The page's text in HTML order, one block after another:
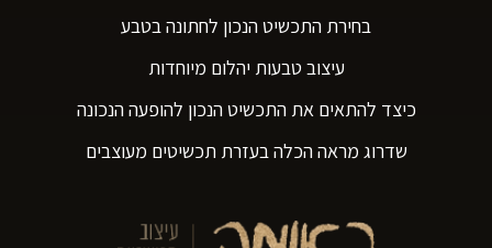
בחירת התכשיט הנכון לחתונה בטבע
עיצוב טבעות יהלום מיוחדות
כיצד להתאים את התכשיט הנכון להופעה הנכונה
שדרוג מראה הכלה בעזרת תכשיטים מעוצבים